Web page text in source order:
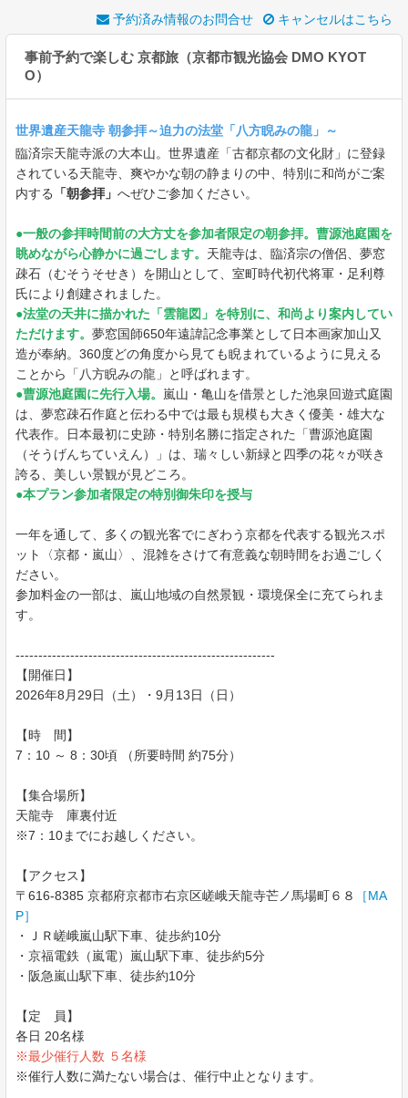
予約済み情報のお問合せ キャンセルはこちら
事前予約で楽しむ 京都旅（京都市観光協会 DMO KYOT
O）
世界遺産天龍寺 朝参拝～迫力の法堂「八方睨みの龍」～
臨済宗天龍寺派の大本山。世界遺産「古都京都の文化財」に登録
されている天龍寺、爽やかな朝の静まりの中、特別に和尚がご案
内する
「朝参拝」 へぜひご参加ください。
●一般の参拝時間前の大方丈を参加者限定の朝参拝。曹源池庭園を
眺めながら心静かに過ごします。 天龍寺は、臨済宗の僧侶、夢窓
疎石（むそうそせき）を開山として、室町時代初代将軍・足利尊
氏により創建されました。
●法堂の天井に描かれた「雲龍図」を特別に、和尚より案内してい
ただけます。 夢窓国師650年遠諱記念事業として日本画家加山又
造が奉納。360度どの角度から見ても睨まれているように見える
ことから「八方睨みの龍」と呼ばれます。
●曹源池庭園に先行入場。 嵐山・亀山を借景とした池泉回遊式庭園
は、夢窓疎石作庭と伝わる中では最も規模も大きく優美・雄大な
代表作。日本最初に史跡・特別名勝に指定された「曹源池庭園
（そうげんちていえん）」は、瑞々しい新緑と四季の花々が咲き
誇る、美しい景観が見どころ。
●本プラン参加者限定の特別御朱印を授与
一年を通して、多くの観光客でにぎわう京都を代表する観光スポ
ット〈京都・嵐山〉、混雑をさけて有意義な朝時間をお過ごしく
ださい。
参加料金の一部は、嵐山地域の自然景観・環境保全に充てられま
す。
---------------------------------------------------------
【開催日】
2026年8月29日（土）・9月13日（日）
【時 間】
7：10 ～ 8：30頃 （所要時間 約75分）
【集合場所】
天龍寺 庫裏付近
※7：10までにお越しください。
【アクセス】
〒616-8385 京都府京都市右京区嵯峨天龍寺芒ノ馬場町６８
［MA
P］
・ＪＲ嵯峨嵐山駅下車、徒歩約10分
・京福電鉄（嵐電）嵐山駅下車、徒歩約5分
・阪急嵐山駅下車、徒歩約10分
【定 員】
各日 20名様
※最少催行人数 ５名様
※催行人数に満たない場合は、催行中止となります。